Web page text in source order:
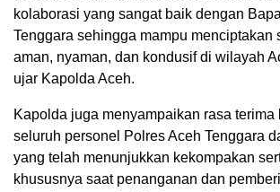
kolaborasi yang sangat baik dengan
Tenggara sehingga mampu menciptakan
aman, nyaman, dan kondusif di wilayah
ujar Kapolda Aceh.
Kapolda juga menyampaikan rasa terima
seluruh personel Polres Aceh Tenggara
yang telah menunjukkan kekompakan
khususnya saat penanganan dan